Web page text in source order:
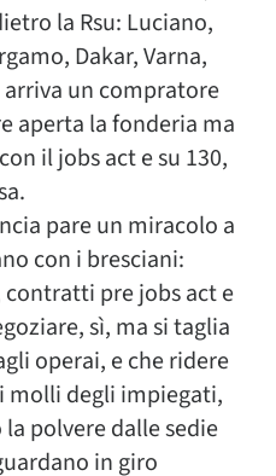
la Rsu: Luciano,
Dakar, Varna,
un compratore
aperta la fonderia ma
il jobs act e su 130,
pare un miracolo a
con i bresciani:
pre jobs act e
sì, ma si taglia
operai, e che ridere
molli degli impiegati,
polvere dalle sedie
in giro